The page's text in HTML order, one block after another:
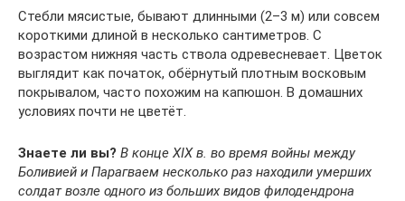
Стебли мясистые, бывают длинными (2–3 м) или совсем
короткими длиной в несколько сантиметров. С
возрастом нижняя часть ствола одревесневает. Цветок
выглядит как початок, обёрнутый плотным восковым
покрывалом, часто похожим на капюшон. В домашних
условиях почти не цветёт.
Знаете ли вы? В конце XIX в. во время войны между
Боливией и Парагваем несколько раз находили умерших
солдат возле одного из больших видов филодендрона